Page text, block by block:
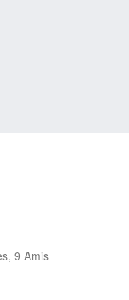
9 Amis